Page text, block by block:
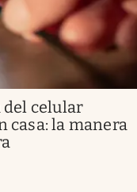
del celular
casa: la manera